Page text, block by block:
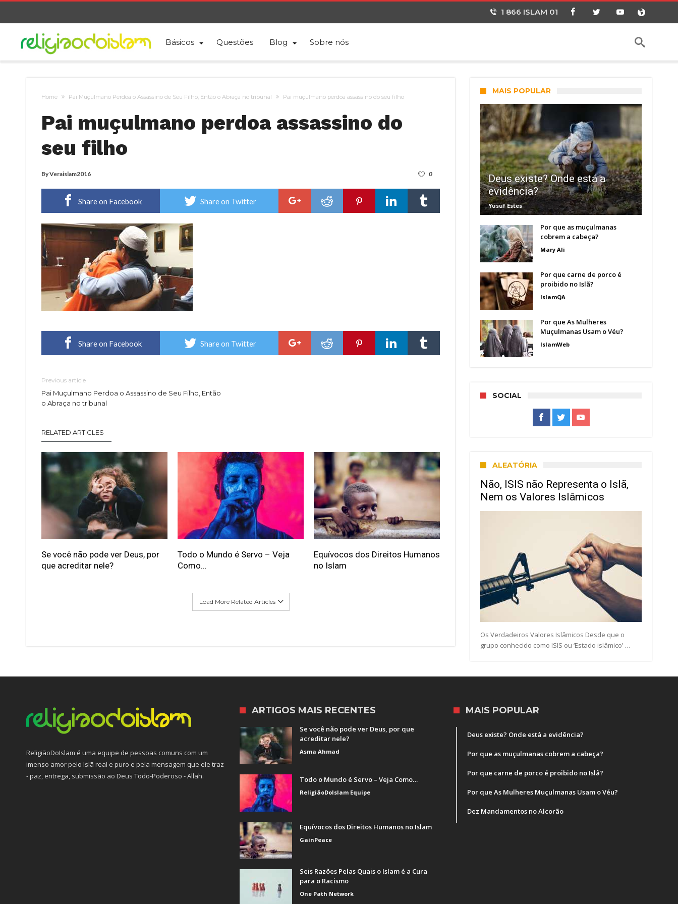
1 866 ISLAM 01
Básicos Questões Blog Sobre nós
Home Pai Muçulmano Perdoa o Assassino de Seu Filho, Então o Abraça no tribunal Pai muçulmano perdoa assassino do seu filho
Pai muçulmano perdoa assassino do
seu filho
ByVeraislam2016 0
Share on Facebook Share on Twitter
Share on Facebook Share on Twitter
Previous article
Pai Muçulmano Perdoa o Assassino de Seu Filho, Então
o Abraça no tribunal
RELATED ARTICLES
Se você não pode ver Deus, por
que acreditar nele?
Todo o Mundo é Servo – Veja
Como…
Equívocos dos Direitos Humanos
no Islam
Load More Related Articles
MAIS POPULAR
Deus existe? Onde está a
evidência?
Yusuf Estes
Por que as muçulmanas
cobrem a cabeça?
Mary Ali
Por que carne de porco é
proibido no Islã?
IslamQA
Por que As Mulheres
Muçulmanas Usam o Véu?
IslamWeb
SOCIAL
ALEATÓRIA
Não, ISIS não Representa o Islã,
Nem os Valores Islâmicos
Os Verdadeiros Valores Islâmicos Desde que o
grupo conhecido como ISIS ou ‘Estado islâmico’ …
ReligiãoDoIslam é uma equipe de pessoas comuns com um
imenso amor pelo Islã real e puro e pela mensagem que ele traz
- paz, entrega, submissão ao Deus Todo-Poderoso - Allah.
ARTIGOS MAIS RECENTES
Se você não pode ver Deus, por que
acreditar nele?
Asma Ahmad
Todo o Mundo é Servo – Veja Como…
ReligiãoDoIslam Equipe
Equívocos dos Direitos Humanos no Islam
GainPeace
Seis Razões Pelas Quais o Islam é a Cura
para o Racismo
One Path Network
MAIS POPULAR
Deus existe? Onde está a evidência?
Por que as muçulmanas cobrem a cabeça?
Por que carne de porco é proibido no Islã?
Por que As Mulheres Muçulmanas Usam o Véu?
Dez Mandamentos no Alcorão